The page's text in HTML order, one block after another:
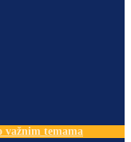
važnim temama